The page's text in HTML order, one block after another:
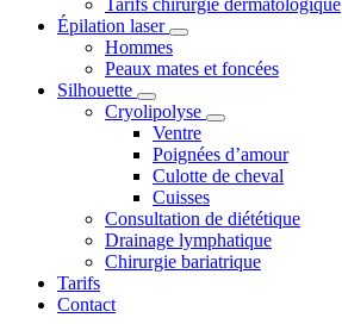
Épilation laser
Hommes
Peaux mates et foncées
Silhouette
Cryolipolyse
Ventre
Poignées d’amour
Culotte de cheval
Cuisses
Consultation de diététique
Drainage lymphatique
Chirurgie bariatrique
Tarifs
Contact